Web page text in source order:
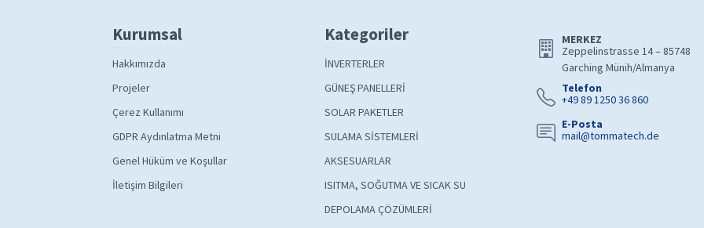
Kurumsal
Hakkımızda
Projeler
Çerez Kullanımı
GDPR Aydınlatma Metni
Genel Hüküm ve Koşullar
İletişim Bilgileri
Kategoriler
İNVERTERLER
GÜNEŞ PANELLERİ
SOLAR PAKETLER
SULAMA SİSTEMLERİ
AKSESUARLAR
ISITMA, SOĞUTMA VE SICAK SU
DEPOLAMA ÇÖZÜMLERİ
MERKEZ
Zeppelinstrasse 14 – 85748
Garching Münih/Almanya
Telefon
+49 89 1250 36 860
E-Posta
mail@tommatech.de